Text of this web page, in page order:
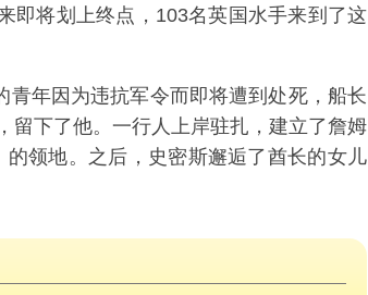
即将划上终点，103名英国水手来到了这
青年因为违抗军令而即将遭到处死，船长
留下了他。一行人上岸驻扎，建立了詹姆
领地。之后，史密斯邂逅了酋长的女儿